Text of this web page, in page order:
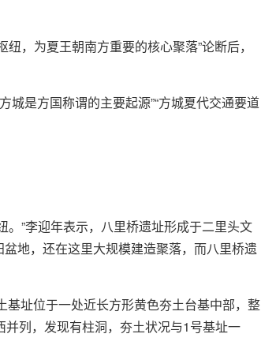
，为夏王朝南方重要的核心聚落”论断后，
城是方国称谓的主要起源”“方城夏代交通要道
”李迎年表示，八里桥遗址形成于二里头文
地，还在这里大规模建造聚落，而八里桥遗
址位于一处近长方形黄色夯土台基中部，整
列，发现有柱洞，夯土状况与1号基址一